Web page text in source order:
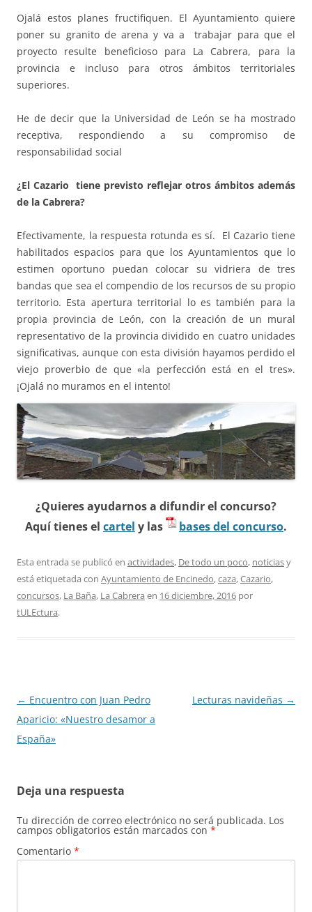
Ojalá estos planes fructifiquen. El Ayuntamiento quiere
poner su granito de arena y va a trabajar para que el
proyecto resulte beneficioso para La Cabrera, para la
provincia e incluso para otros ámbitos territoriales
superiores.
He de decir que la Universidad de León se ha mostrado
receptiva, respondiendo a su compromiso de
responsabilidad social
¿El Cazario tiene previsto reflejar otros ámbitos además
de la Cabrera?
Efectivamente, la respuesta rotunda es sí. El Cazario tiene
habilitados espacios para que los Ayuntamientos que lo
estimen oportuno puedan colocar su vidriera de tres
bandas que sea el compendio de los recursos de su propio
territorio. Esta apertura territorial lo es también para la
propia provincia de León, con la creación de un mural
representativo de la provincia dividido en cuatro unidades
significativas, aunque con esta división hayamos perdido el
viejo proverbio de que «la perfección está en el tres».
¡Ojalá no muramos en el intento!
¿Quieres ayudarnos a difundir el concurso?
Aquí tienes el cartel y las bases del concurso.
Esta entrada se publicó en actividades, De todo un poco, noticiasy
está etiquetada con Ayuntamiento de Encinedo,caza,Cazario,
concursos, La Baña, La Cabrera en 16 diciembre, 2016 por
tULEctura.
Navegación
de
entradas
← Encuentro con Juan Pedro
Aparicio: «Nuestro desamor a
España»
Lecturas navideñas →
Deja una respuesta
Tu dirección de correo electrónico no será publicada. Los
campos obligatorios están marcados con *
Comentario *